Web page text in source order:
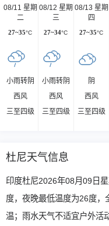
08/11 星期
二
27~35°C
小雨转阴
西风
三至四级
08/12 星期
三
27~34°C
小雨转阴
西风
三至四级
08/13 星期
四
27~35°C
阴
西风
三至四级
杜尼天气信息
印度杜尼2026年08月09日
度，夜晚最低温度为26度，
温；雨水天气不适宜户外活